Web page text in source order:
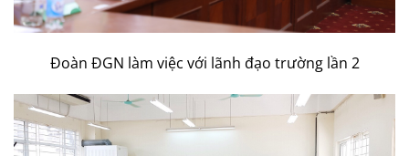
Đoàn ĐGN làm việc với lãnh đạo trường lần 2